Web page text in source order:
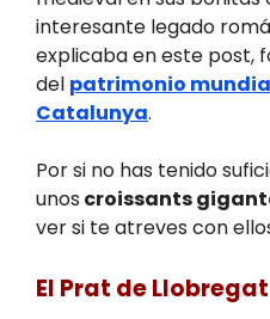
interesante legado
explicaba en este post,
del patrimonio
Catalunya.
Por si no has tenido
unos croissants
ver si te atreves con
El Prat de Llobregat